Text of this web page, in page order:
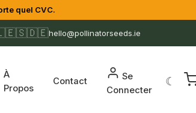
quel CVC.
🇪🇸🇩🇪hello@pollinatorseeds.ie
À
Propos
Contact
Se
Connecter
☾